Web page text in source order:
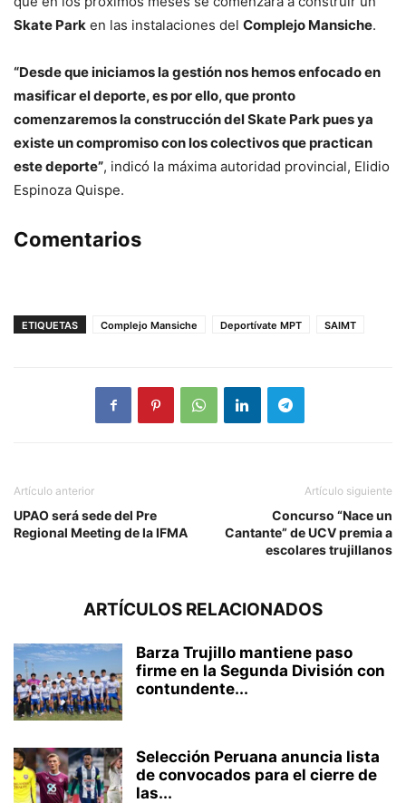
Skate Park en las instalaciones del Complejo Mansiche.
“Desde que iniciamos la gestión nos hemos enfocado en
masificar el deporte, es por ello, que pronto
comenzaremos la construcción del Skate Park pues ya
existe un compromiso con los colectivos que practican
este deporte”, indicó la máxima autoridad provincial, Elidio
Espinoza Quispe.
Comentarios
ETIQUETAS Complejo Mansiche Deportívate MPT SAIMT
Artículo anterior
UPAO será sede del Pre
Regional Meeting de la IFMA
Artículo siguiente
Concurso “Nace un
Cantante” de UCV premia a
escolares trujillanos
ARTÍCULOS RELACIONADOS
Barza Trujillo mantiene paso
firme en la Segunda División con
contundente...
Selección Peruana anuncia lista
de convocados para el cierre de
las...